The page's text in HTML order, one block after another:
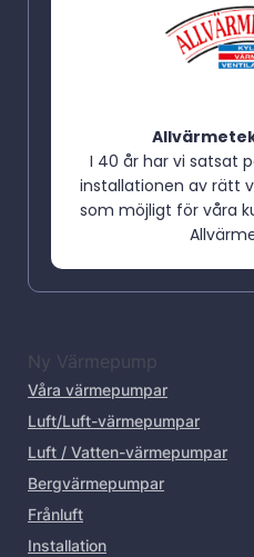
I 40 år har vi satsat
installationen av rätt
som möjligt för våra
Ny Värmepump
Våra värmepumpar
Luft/Luft-värmepumpar
Luft / Vatten-värmepumpar
Bergvärmepumpar
Frånluft
Installation